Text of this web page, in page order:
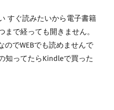
すぐ読みたいから電子書籍
まで経っても開きません。
のでWEBでも読めませんで
知ってたらKindleで買った